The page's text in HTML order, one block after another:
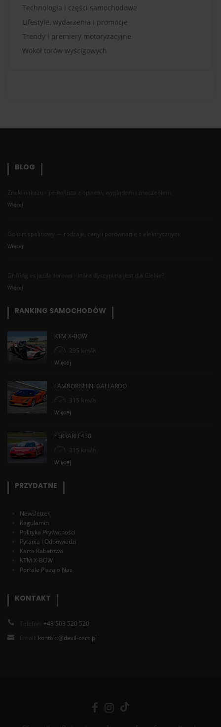
Technologia i części samochodowe
Lifestyle, wydarzenia i promocje
Trendy i premiery motoryzacyjne
Wokół torów wyścigowych
BLOG
Znaki nakazu - pełna lista z opisem, wyglądem i znaczeniem
Więcej
Gokart spalinowy — rodzaje, ceny i porównanie z elektrycznym
Więcej
Drifting vs jazda torowa - która dyscyplina jest dla Ciebie?
Więcej
RANKING SAMOCHODÓW
KTM X-BOW
295 km/h
Więcej
LAMBORGHINI GALLARDO
315 km/h
Więcej
FERRARI F430
315 km/h
Więcej
PRZYDATNE
Newsletter
Regulamin
Polityka Prywatności
Pytania i Odpowiedzi
Karta Rabatowa
KTM X-BOW
Portale Piszą o Nas
KONTAKT
Telefon: +48 503 520 520
Email: kontakt@devil-cars.pl